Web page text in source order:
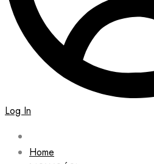
Log In
Home